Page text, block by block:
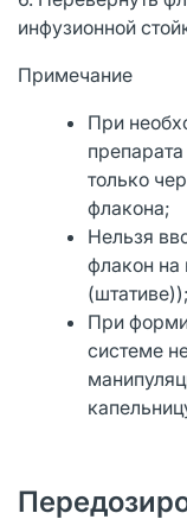
инфузионной
Примечание
При
только
флакона;
Нельзя
флакон на
(штативе));
При
системе